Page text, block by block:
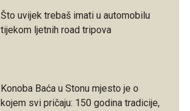
Što uvijek trebaš imati u automobilu
tijekom ljetnih road tripova
Konoba Baća u Stonu mjesto je o
kojem svi pričaju: 150 godina tradicije,